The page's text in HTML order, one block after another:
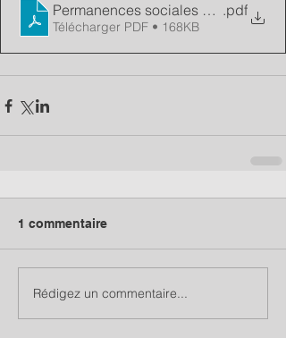
Permanences sociales en antenne
.pdf
Télécharger PDF • 168KB
1 commentaire
Rédigez un commentaire...